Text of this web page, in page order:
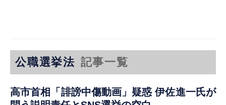
公職選挙法 記事一覧
高市首相「誹謗中傷動画」疑惑 伊佐進一氏が